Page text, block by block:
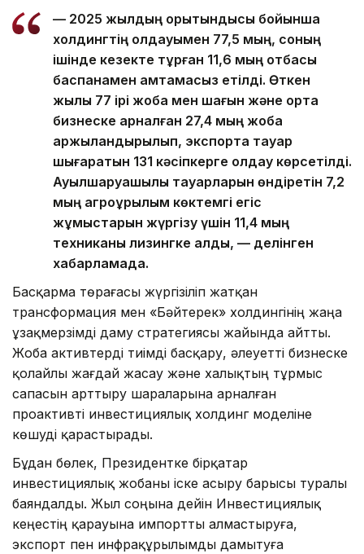
— 2025 жылдың қорытындысы бойынша
холдингтің қолдауымен 77,5 мың, соның
ішінде кезекте тұрған 11,6 мың отбасы
баспанамен қамтамасыз етілді. Өткен
жылы 77 ірі жоба мен шағын және орта
бизнеске арналған 27,4 мың жоба
қаржыландырылып, экспортқа тауар
шығаратын 131 кәсіпкерге қолдау көрсетілді.
Ауылшаруашылық тауарларын өндіретін 7,2
мың агроқұрылым көктемгі егіс
жұмыстарын жүргізу үшін 11,4 мың
техниканы лизингке алды, — делінген
хабарламада.
Басқарма төрағасы жүргізіліп жатқан
трансформация мен «Бәйтерек» холдингінің жаңа
ұзақмерзімді даму стратегиясы жайында айтты.
Жоба активтерді тиімді басқару, әлеуетті бизнеске
қолайлы жағдай жасау және халықтың тұрмыс
сапасын арттыру шараларына арналған
проактивті инвестициялық холдинг моделіне
көшуді қарастырады.
Бұдан бөлек, Президентке бірқатар
инвестициялық жобаны іске асыру барысы туралы
баяндалды. Жыл соңына дейін Инвестициялық
кеңестің қарауына импортты алмастыруға,
экспорт пен инфрақұрылымды дамытуға